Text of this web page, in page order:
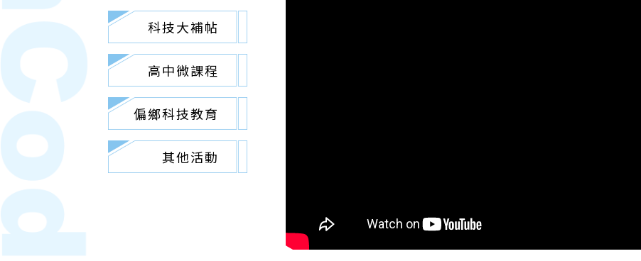
科技大補帖
高中微課程
偏鄉科技教育
其他活動